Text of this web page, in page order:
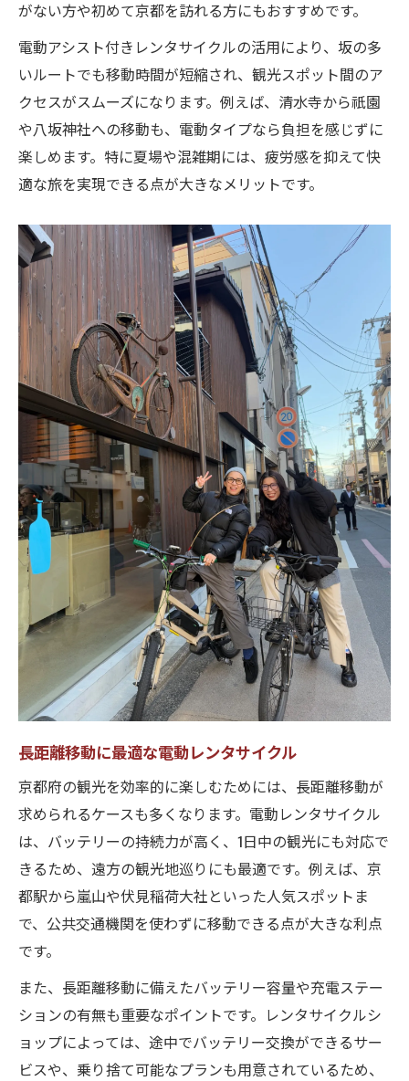
がない方や初めて京都を訪れる方にもおすすめです。
電動アシスト付きレンタサイクルの活用により、坂の多
いルートでも移動時間が短縮され、観光スポット間のア
クセスがスムーズになります。例えば、清水寺から祇園
や八坂神社への移動も、電動タイプなら負担を感じずに
楽しめます。特に夏場や混雑期には、疲労感を抑えて快
適な旅を実現できる点が大きなメリットです。
長距離移動に最適な電動レンタサイクル
京都府の観光を効率的に楽しむためには、長距離移動が
求められるケースも多くなります。電動レンタサイクル
は、バッテリーの持続力が高く、1日中の観光にも対応で
きるため、遠方の観光地巡りにも最適です。例えば、京
都駅から嵐山や伏見稲荷大社といった人気スポットま
で、公共交通機関を使わずに移動できる点が大きな利点
です。
また、長距離移動に備えたバッテリー容量や充電ステー
ションの有無も重要なポイントです。レンタサイクルシ
ョップによっては、途中でバッテリー交換ができるサー
ビスや、乗り捨て可能なプランも用意されているため、